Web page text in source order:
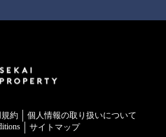
約
個⼈情報の取り扱いについて
サイトマップ